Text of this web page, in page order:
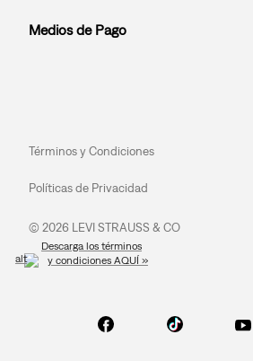
Medios de Pago
Términos y Condiciones
Políticas de Privacidad
© 2026 LEVI STRAUSS & CO
Descarga los términos
y condiciones AQUÍ »